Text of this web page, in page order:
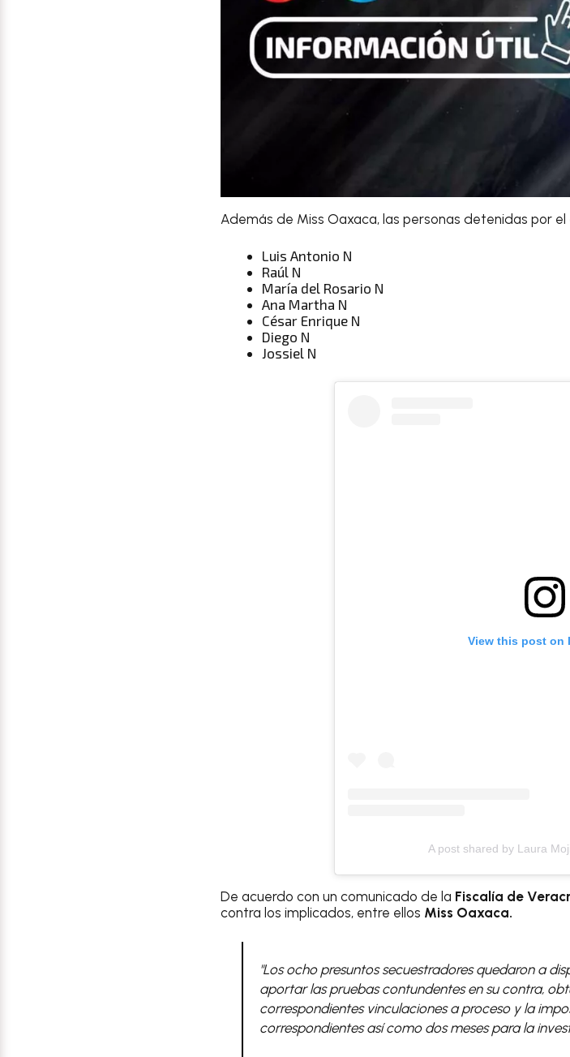
Además de Miss Oaxaca, las personas detenidas por el
Luis Antonio N
Raúl N
María del Rosario N
Ana Martha N
César Enrique N
Diego N
Jossiel N
View this post on
A post shared by Laura
De acuerdo con un comunicado de la Fiscalía de
contra los implicados, entre ellos Miss Oaxaca.
"Los ocho presuntos secuestradores quedaron a
aportar las pruebas contundentes en su contra,
correspondientes vinculaciones a proceso y la
correspondientes así como dos meses para la